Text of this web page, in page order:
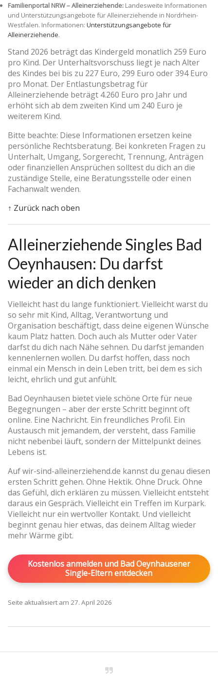
Familienportal NRW – Alleinerziehende: Landesweite Informationen
und Unterstützungsangebote für Alleinerziehende in Nordrhein-
Westfalen. Informationen: Unterstützungsangebote für
Alleinerziehende.
Stand 2026 beträgt das Kindergeld monatlich 259 Euro
pro Kind. Der Unterhaltsvorschuss liegt je nach Alter
des Kindes bei bis zu 227 Euro, 299 Euro oder 394 Euro
pro Monat. Der Entlastungsbetrag für
Alleinerziehende beträgt 4.260 Euro pro Jahr und
erhöht sich ab dem zweiten Kind um 240 Euro je
weiterem Kind.
Bitte beachte: Diese Informationen ersetzen keine
persönliche Rechtsberatung. Bei konkreten Fragen zu
Unterhalt, Umgang, Sorgerecht, Trennung, Anträgen
oder finanziellen Ansprüchen solltest du dich an die
zuständige Stelle, eine Beratungsstelle oder einen
Fachanwalt wenden.
↑ Zurück nach oben
Alleinerziehende Singles Bad
Oeynhausen: Du darfst
wieder an dich denken
Vielleicht hast du lange funktioniert. Vielleicht warst du
so sehr mit Kind, Alltag, Verantwortung und
Organisation beschäftigt, dass deine eigenen Wünsche
kaum Platz hatten. Doch auch als Mutter oder Vater
darfst du dich nach Nähe sehnen. Du darfst jemanden
kennenlernen wollen. Du darfst hoffen, dass noch
einmal ein Mensch in dein Leben tritt, bei dem es sich
leicht, ehrlich und gut anfühlt.
Bad Oeynhausen bietet viele schöne Orte für neue
Begegnungen – aber der erste Schritt beginnt oft
online. Eine Nachricht. Ein freundliches Profil. Ein
Austausch mit jemandem, der versteht, dass Familie
nicht nebenbei läuft, sondern der Mittelpunkt deines
Lebens ist.
Auf wir-sind-alleinerziehend.de kannst du genau diesen
ersten Schritt gehen. Ohne Hektik. Ohne Druck. Ohne
das Gefühl, dich erklären zu müssen. Vielleicht entsteht
daraus ein Gespräch. Vielleicht ein Treffen im Kurpark.
Vielleicht nur ein wertvoller Kontakt. Und vielleicht
beginnt genau hier etwas, das deinem Alltag wieder
mehr Wärme gibt.
Kostenlos anmelden und Bad Oeynhausener
Single-Eltern entdecken
Seite aktualisiert am 27. April 2026